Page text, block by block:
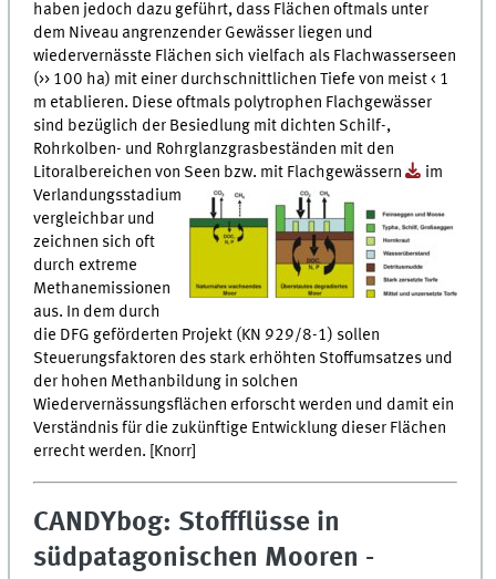
haben jedoch dazu geführt, dass Flächen oftmals unter
dem Niveau angrenzender Gewässer liegen und
wiedervernässte Flächen sich vielfach als Flachwasserseen
(>> 100 ha) mit einer durchschnittlichen Tiefe von meist < 1
m etablieren. Diese oftmals polytrophen Flachgewässer
sind bezüglich der Besiedlung mit dichten Schilf-,
Rohrkolben- und Rohrglanzgrasbeständen mit den
Litoralbereichen von Seen bzw. mit Flachgewässern
im
Verlandungsstadium
vergleichbar und
zeichnen sich oft
durch extreme
Methanemissionen
aus. In dem durch
die DFG geförderten Projekt (KN 929/8-1) sollen
Steuerungsfaktoren des stark erhöhten Stoffumsatzes und
der hohen Methanbildung in solchen
Wiedervernässungsflächen erforscht werden und damit ein
Verständnis für die zukünftige Entwicklung dieser Flächen
errecht werden. [Knorr]
CANDYbog: Stoffflüsse in
südpatagonischen Mooren -